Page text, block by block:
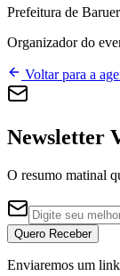
Prefeitura de
Organizador do
Voltar para a
Newsletter
O resumo matinal
Quero Receber
Enviaremos um